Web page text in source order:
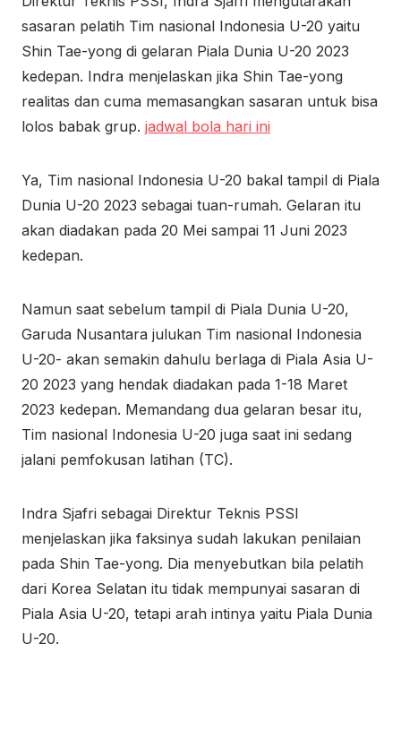
sasaran pelatih Tim nasional Indonesia U-20 yaitu
Shin Tae-yong di gelaran Piala Dunia U-20 2023
kedepan. Indra menjelaskan jika Shin Tae-yong
realitas dan cuma memasangkan sasaran untuk bisa
lolos babak grup. jadwal bola hari ini
Ya, Tim nasional Indonesia U-20 bakal tampil di Piala
Dunia U-20 2023 sebagai tuan-rumah. Gelaran itu
akan diadakan pada 20 Mei sampai 11 Juni 2023
kedepan.
Namun saat sebelum tampil di Piala Dunia U-20,
Garuda Nusantara julukan Tim nasional Indonesia
U-20- akan semakin dahulu berlaga di Piala Asia U-
20 2023 yang hendak diadakan pada 1-18 Maret
2023 kedepan. Memandang dua gelaran besar itu,
Tim nasional Indonesia U-20 juga saat ini sedang
jalani pemfokusan latihan (TC).
Indra Sjafri sebagai Direktur Teknis PSSI
menjelaskan jika faksinya sudah lakukan penilaian
pada Shin Tae-yong. Dia menyebutkan bila pelatih
dari Korea Selatan itu tidak mempunyai sasaran di
Piala Asia U-20, tetapi arah intinya yaitu Piala Dunia
U-20.